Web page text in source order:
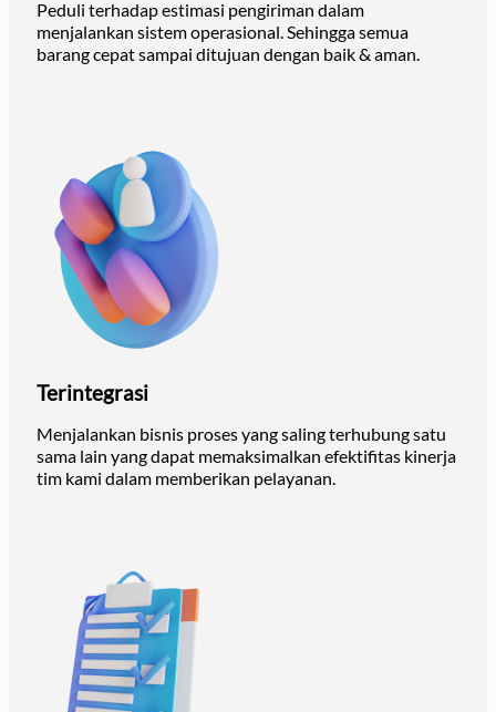
Peduli terhadap estimasi pengiriman dalam
menjalankan sistem operasional. Sehingga semua
barang cepat sampai ditujuan dengan baik & aman.
Terintegrasi
Menjalankan bisnis proses yang saling terhubung satu
sama lain yang dapat memaksimalkan efektifitas kinerja
tim kami dalam memberikan pelayanan.